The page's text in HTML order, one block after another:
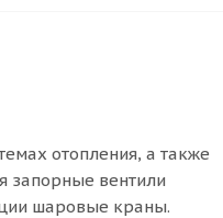
отопления, а также
запорные вентили
шаровые краны.